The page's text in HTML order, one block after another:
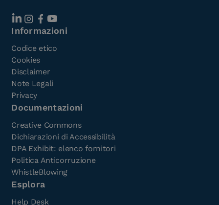
Informazioni
Codice etico
Cookies
Disclaimer
Note Legali
Privacy
Documentazioni
Creative Commons
Dichiarazioni di Accessibilità
DPA Exhibit: elenco fornitori
Politica Anticorruzione
WhistleBlowing
Esplora
Help Desk